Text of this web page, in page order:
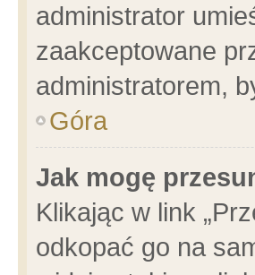
administrator
zaakceptowane
administratorem,
Góra
Jak mogę
Klikając w link
odkopać go na